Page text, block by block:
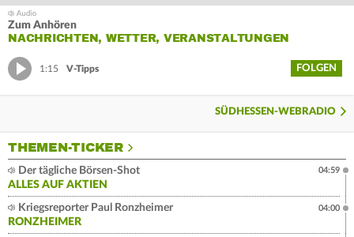
Zum Anhören
NACHRICHTEN, WETTER, VERANSTALTUNGEN
1:15 V-Tipps FOLGEN
SÜDHESSEN-WEBRADIO
THEMEN-TICKER
Der tägliche Börsen-Shot
ALLES AUF AKTIEN
04:59
Kriegsreporter Paul Ronzheimer
RONZHEIMER
04:00